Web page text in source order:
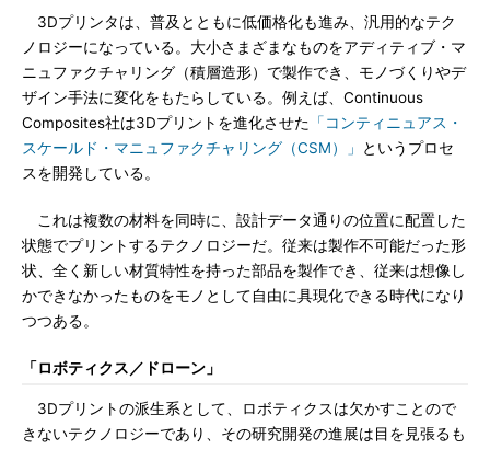
3Dプリンタは、普及とともに低価格化も進み、汎用的なテク
ノロジーになっている。大小さまざまなものをアディティブ・マ
ニュファクチャリング（積層造形）で製作でき、モノづくりやデ
ザイン手法に変化をもたらしている。例えば、Continuous
Composites社は3Dプリントを進化させた 「コンティニュアス・
スケールド・マニュファクチャリング（CSM）」
というプロセ
スを開発している。
これは複数の材料を同時に、設計データ通りの位置に配置した
状態でプリントするテクノロジーだ。従来は製作不可能だった形
状、全く新しい材質特性を持った部品を製作でき、従来は想像し
かできなかったものをモノとして自由に具現化できる時代になり
つつある。
「ロボティクス／ドローン」
3Dプリントの派生系として、ロボティクスは欠かすことので
きないテクノロジーであり、その研究開発の進展は目を見張るも